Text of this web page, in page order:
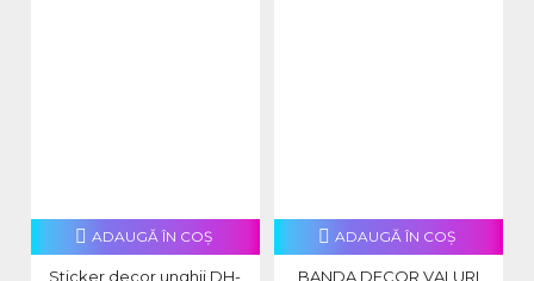
Sticker decor unghii DH-
ADAUGĂ ÎN COŞ
BANDA DECOR VALURI
ADAUGĂ ÎN COŞ